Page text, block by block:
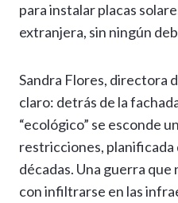
para instalar placas
extranjera, sin ningún
Sandra Flores, directora
claro: detrás de la
“ecológico” se esconde
restricciones, planificada
décadas. Una guerra que
con infiltrarse en las